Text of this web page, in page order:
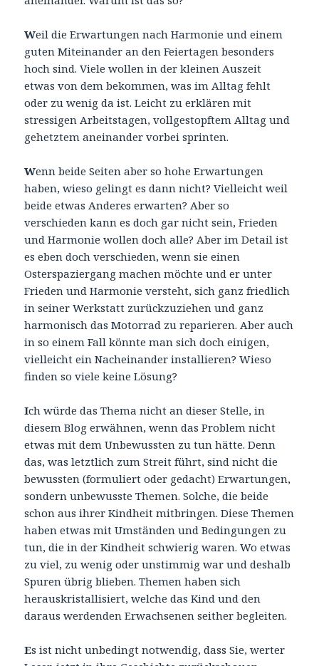
Weil die Erwartungen nach Harmonie und einem
guten Miteinander an den Feiertagen besonders
hoch sind. Viele wollen in der kleinen Auszeit
etwas von dem bekommen, was im Alltag fehlt
oder zu wenig da ist. Leicht zu erklären mit
stressigen Arbeitstagen, vollgestopftem Alltag und
gehetztem aneinander vorbei sprinten.
Wenn beide Seiten aber so hohe Erwartungen
haben, wieso gelingt es dann nicht? Vielleicht weil
beide etwas Anderes erwarten? Aber so
verschieden kann es doch gar nicht sein, Frieden
und Harmonie wollen doch alle? Aber im Detail ist
es eben doch verschieden, wenn sie einen
Osterspaziergang machen möchte und er unter
Frieden und Harmonie versteht, sich ganz friedlich
in seiner Werkstatt zurückzuziehen und ganz
harmonisch das Motorrad zu reparieren. Aber auch
in so einem Fall könnte man sich doch einigen,
vielleicht ein Nacheinander installieren? Wieso
finden so viele keine Lösung?
Ich würde das Thema nicht an dieser Stelle, in
diesem Blog erwähnen, wenn das Problem nicht
etwas mit dem Unbewussten zu tun hätte. Denn
das, was letztlich zum Streit führt, sind nicht die
bewussten (formuliert oder gedacht) Erwartungen,
sondern unbewusste Themen. Solche, die beide
schon aus ihrer Kindheit mitbringen. Diese Themen
haben etwas mit Umständen und Bedingungen zu
tun, die in der Kindheit schwierig waren. Wo etwas
zu viel, zu wenig oder unstimmig war und deshalb
Spuren übrig blieben. Themen haben sich
herauskristallisiert, welche das Kind und den
daraus werdenden Erwachsenen seither begleiten.
Es ist nicht unbedingt notwendig, dass Sie, werter